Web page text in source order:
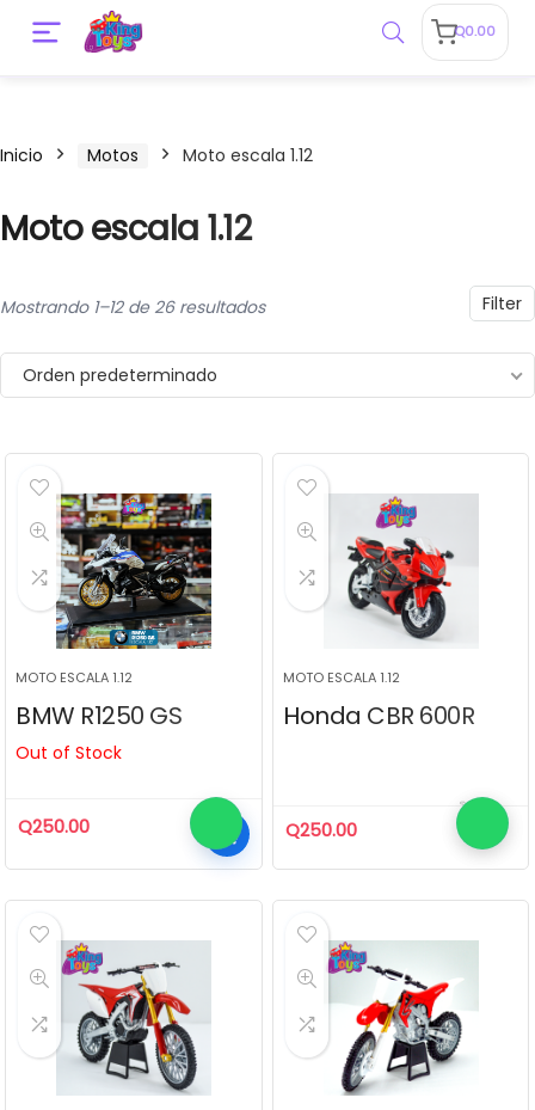
Q0.00
Inicio Motos Moto escala 1.12
Moto escala 1.12
Filter
Mostrando 1–12 de 26 resultados
Orden predeterminado
MOTO ESCALA 1.12
BMW R1250 GS
Out of Stock
Q250.00
MOTO ESCALA 1.12
Honda CBR 600R
Q250.00